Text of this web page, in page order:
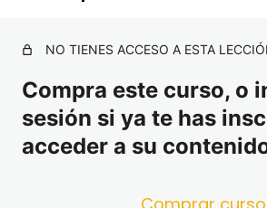
Clase gratuita en vivo 21/10/2022
Clase en vivo 28/10/2022
NO TIENES ACCESO A ESTA
Compra este curso, o
sesión si ya te has
acceder a su